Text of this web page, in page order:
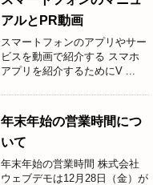
アルとPR動画
スマートフォンのアプリやサー
ビスを動画で紹介する スマホ
アプリを紹介するためにV ...
年末年始の営業時間につ
いて
年末年始の営業時間 株式会社
ウェブデモは12月28日（金）が